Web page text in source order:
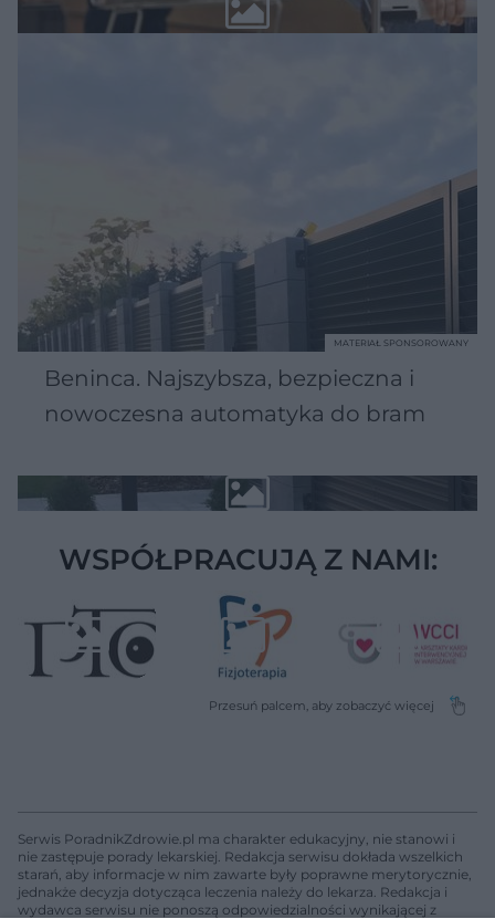
Beninca. Najszybsza, bezpieczna i
nowoczesna automatyka do bram
MATERIAŁ SPONSOROWANY
WSPÓŁPRACUJĄ Z NAMI:
Serwis PoradnikZdrowie.pl ma charakter edukacyjny, nie stanowi i
nie zastępuje porady lekarskiej. Redakcja serwisu dokłada wszelkich
starań, aby informacje w nim zawarte były poprawne merytorycznie,
jednakże decyzja dotycząca leczenia należy do lekarza. Redakcja i
wydawca serwisu nie ponoszą odpowiedzialności wynikającej z